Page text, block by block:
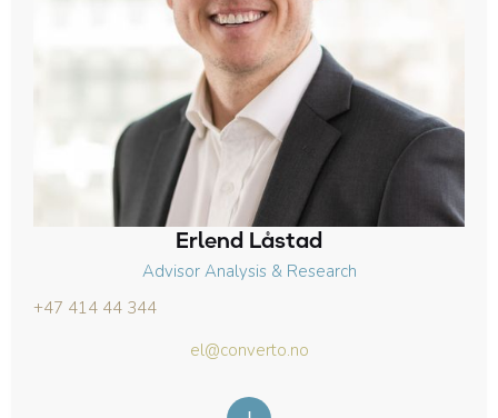
Erlend Låstad
Advisor Analysis & Research
+47 414 44 344
el@converto.no